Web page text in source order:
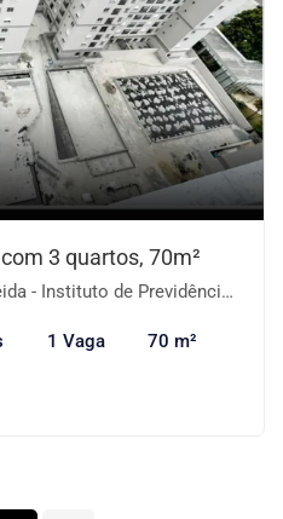
3 quartos, 70m²
de Previdência, São Paulo-SP
1 Vaga 70 m²